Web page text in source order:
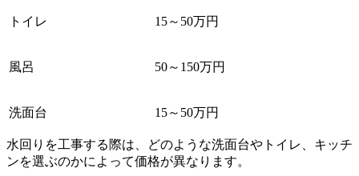
トイレ 15～50万円
風呂 50～150万円
洗面台 15～50万円
水回りを工事する際は、どのような洗面台やトイレ、キッチ
ンを選ぶのかによって価格が異なります。